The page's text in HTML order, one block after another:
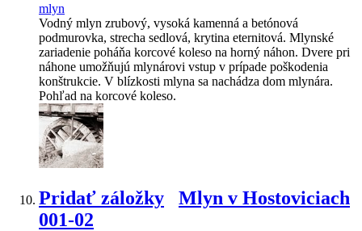
mlyn
Vodný mlyn zrubový, vysoká kamenná a betónová
podmurovka, strecha sedlová, krytina eternitová. Mlynské
zariadenie poháňa korcové koleso na horný náhon. Dvere pri
náhone umožňujú mlynárovi vstup v prípade poškodenia
konštrukcie. V blízkosti mlyna sa nachádza dom mlynára.
Pohľad na korcové koleso.
Pridať záložky
Mlyn v Hostoviciach
001-02